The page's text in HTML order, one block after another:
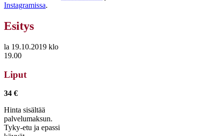
Instagramissa.
Esitys
la 19.10.2019 klo
19.00
Liput
34 €
Hinta sisältää
palvelumaksun.
Tyky-etu ja epassi